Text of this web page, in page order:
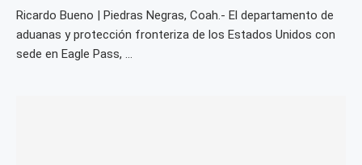
Ricardo Bueno | Piedras Negras, Coah.- El departamento de
aduanas y protección fronteriza de los Estados Unidos con
sede en Eagle Pass, …